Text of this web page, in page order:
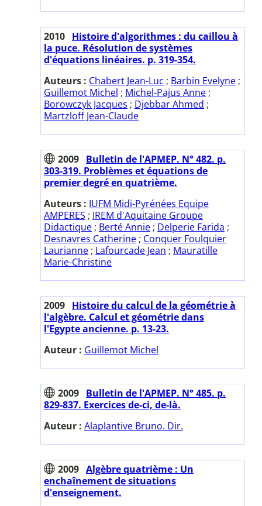
2010 Histoire d'algorithmes : du caillou à
la puce. Résolution de systèmes
d'équations linéaires. p. 319-354.
Auteurs : Chabert Jean-Luc ; Barbin Evelyne ;
Guillemot Michel ; Michel-Pajus Anne ;
Borowczyk Jacques ; Djebbar Ahmed ;
Martzloff Jean-Claude
2009 Bulletin de l'APMEP. N° 482. p.
303-319. Problèmes et équations de
premier degré en quatrième.
Auteurs : IUFM Midi-Pyrénées Equipe
AMPERES ; IREM d'Aquitaine Groupe
Didactique ; Berté Annie ; Delperie Farida ;
Desnavres Catherine ; Conquer Foulquier
Laurianne ; Lafourcade Jean ; Mauratille
Marie-Christine
2009 Histoire du calcul de la géométrie à
l'algèbre. Calcul et géométrie dans
l'Egypte ancienne. p. 13-23.
Auteur : Guillemot Michel
2009 Bulletin de l'APMEP. N° 485. p.
829-837. Exercices de-ci, de-là.
Auteur : Alaplantive Bruno. Dir.
2009 Algèbre quatrième : Un
enchaînement de situations
d'enseignement.